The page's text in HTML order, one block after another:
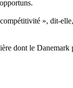
», dit-
dont le Danemark